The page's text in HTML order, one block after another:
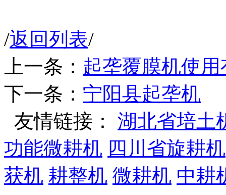
/返回列表/
上一条： 起垄覆膜机使
下一条： 宁阳县起垄机
友情链接： 湖北省培土
功能微耕机 四川省旋耕机
获机 耕整机 微耕机 中耕